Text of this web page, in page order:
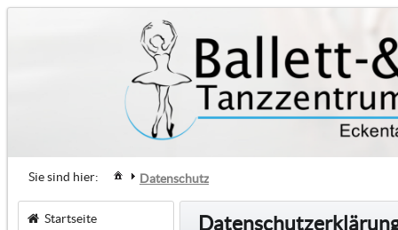
Sie sind hier: Datenschutz
Startseite